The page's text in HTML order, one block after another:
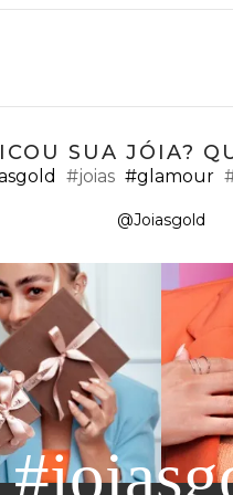
SUA JÓIA?
#joias #glamour
@Joiasgold